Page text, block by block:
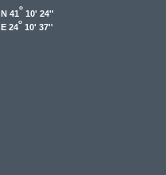
Ν 41
o
10' 24''
Ε 24
o
10' 37''